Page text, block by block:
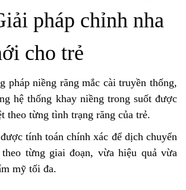
pháp chỉnh nha
cho trẻ
pháp niềng răng mắc cài truyền thống,
hệ thống khay niềng trong suốt được
theo từng tình trạng răng của trẻ.
tính toán chính xác để dịch chuyển
theo từng giai đoạn, vừa hiệu quả vừa
mỹ tối đa.